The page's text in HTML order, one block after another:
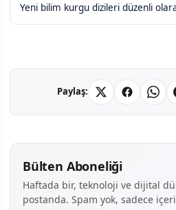
Yeni bilim kurgu dizileri düzenli
Paylaş:
Bülten Aboneliği
Haftada bir, teknoloji ve dijital
postanda. Spam yok, sadece